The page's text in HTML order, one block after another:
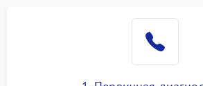
Неравномерная подсветка
автоматическая коррекция